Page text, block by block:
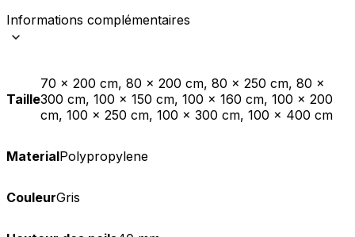
Informations complémentaires
Taille
70 x 200 cm, 80 x 200 cm, 80 x 250 cm, 80 x
300 cm, 100 x 150 cm, 100 x 160 cm, 100 x 200
cm, 100 x 250 cm, 100 x 300 cm, 100 x 400 cm
MaterialPolypropylene
CouleurGris